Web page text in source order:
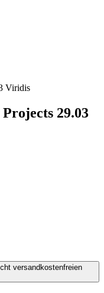
29.03
versandkostenfreien